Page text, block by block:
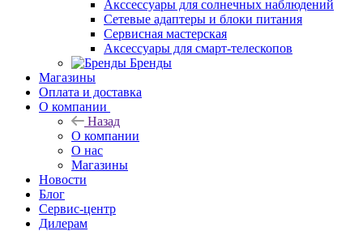
Акссессуары для солнечных наблюдений
Сетевые адаптеры и блоки питания
Сервисная мастерская
Аксессуары для смарт-телескопов
Бренды
Магазины
Оплата и доставка
О компании
Назад
О компании
О нас
Магазины
Новости
Блог
Сервис-центр
Дилерам